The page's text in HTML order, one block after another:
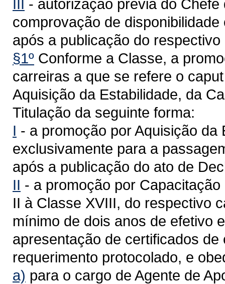
- autorização prévia do
comprovação de
após a publicação do
§1º Conforme a Classe, a
carreiras a que se refere o
Aquisição da Estabilidade, da
Titulação da seguinte forma:
I - a promoção por Aquisição da
exclusivamente para a
após a publicação do ato de
II - a promoção por
II à Classe XVIII, do respectivo
mínimo de dois anos de efetivo
apresentação de certificados
requerimento protocolado, e
a) para o cargo de Agente de